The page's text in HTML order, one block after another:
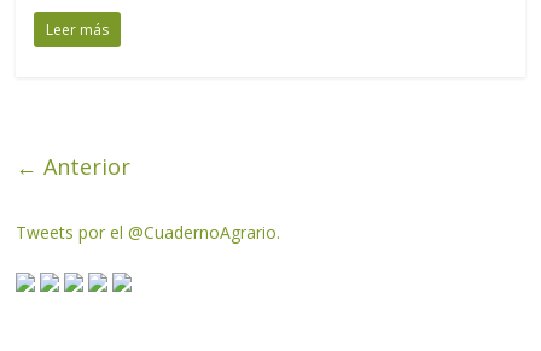
Leer más
← Anterior
Tweets por el @CuadernoAgrario.